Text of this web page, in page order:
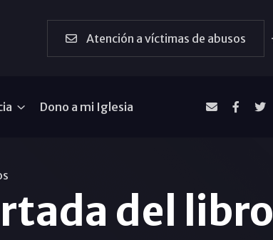
Atención a víctimas de abusos
Dono a mi Iglesia
del libro